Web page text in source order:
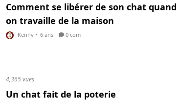
Comment se libérer de son chat quand
on travaille de la maison
Kenny • 6 ans 0 com
4,365 vues
Un chat fait de la poterie